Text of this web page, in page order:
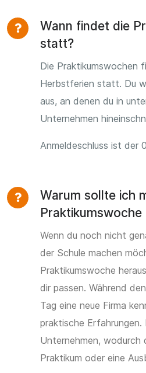
Wann findet die
statt?
Die Praktikumswochen
Herbstferien statt. Du
aus, an denen du in
Unternehmen
Anmeldeschluss ist der
Warum sollte ich
Praktikumswoche
Wenn du noch nicht
der Schule machen
Praktikumswoche
dir passen. Während
Tag eine neue Firma
praktische
Unternehmen, wodurch
Praktikum oder eine